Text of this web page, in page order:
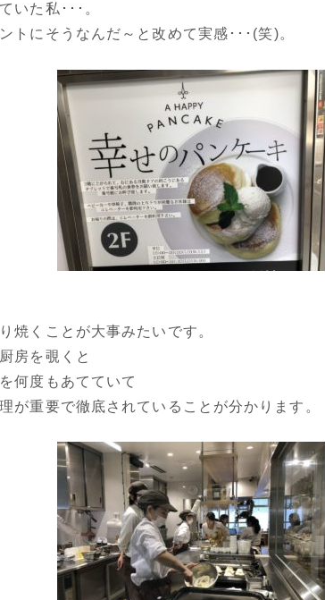
いた私･･･。
トにそうなんだ～と改めて実感･･･(笑)。
焼くことが大事みたいです。
房を覗くと
何度もあてていて
が重要で徹底されていることが分かります。